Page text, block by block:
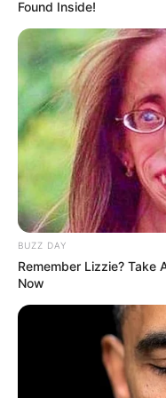
health
Ajab Gajab
Politics
Bollywood
Crime
Vadodara
Delhi
Money
Sport
Story
Uncategorized
Found Inside!
BUZZ DAY
Remember Lizzie? Take
Now